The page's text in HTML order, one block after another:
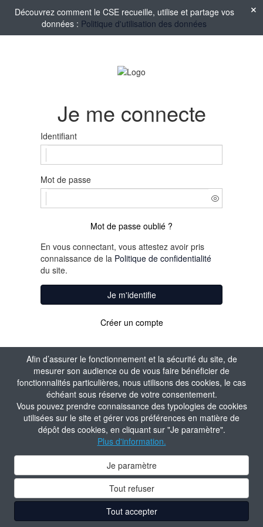
Afin d’assurer le fonctionnement et la sécurité du site, de
mesurer son audience ou de vous faire bénéficier de
fonctionnalités particulières, nous utilisons des cookies, le cas
échéant sous réserve de votre consentement.
Vous pouvez prendre connaissance des typologies de cookies
utilisées sur le site et gérer vos préférences en matière de
dépôt des cookies, en cliquant sur "Je paramètre".
Plus d'information.
Je paramètre
Tout refuser
Tout accepter
Découvrez comment le CSE recueille, utilise et partage vos
données : Politique d'utilisation des données
Je me connecte
Identifiant
Mot de passe
Mot de passe oublié ?
En vous connectant, vous attestez avoir pris
connaissance de la Politique de confidentialité
du site.
Je m'identifie
Créer un compte